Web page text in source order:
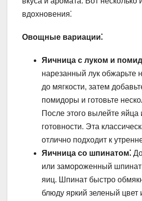
вдохновения⁚
Овощные вариации⁚
Яичница с луком и
нарезанный лук обжарьте
до мягкости, затем
помидоры и готовьте
После этого вылейте яйца
готовности. Эта
отлично подходит к
Яичница со шпинатом⁚
или замороженный шпинат
яиц. Шпинат быстро
блюду яркий зеленый цвет